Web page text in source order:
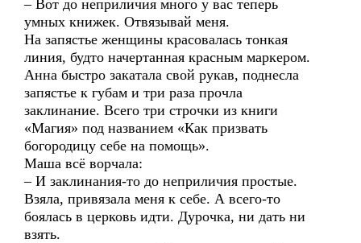
– Вот до неприличия много у вас теперь
умных книжек. Отвязывай меня.
На запястье женщины красовалась тонкая
линия, будто начертанная красным маркером.
Анна быстро закатала свой рукав, поднесла
запястье к губам и три раза прочла
заклинание. Всего три строчки из книги
«Магия» под названием «Как призвать
богородицу себе на помощь».
Маша всё ворчала:
– И заклинания-то до неприличия простые.
Взяла, привязала меня к себе. А всего-то
боялась в церковь идти. Дурочка, ни дать ни
взять.